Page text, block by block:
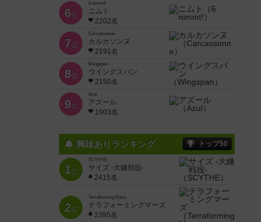
6位
6 nimmt!
ニムト
2202名
7位
Carcassonne
カルカソンヌ
2191名
8位
Wingspan
ウイングスパン
2150名
9位
Azul
アズール
1903名
興味ありランキング トップ50
1位
SCYTHE
サイズ -大鎌戦役-
2415名
2位
Terraforming Mars
テラフォーミングマーズ
2395名